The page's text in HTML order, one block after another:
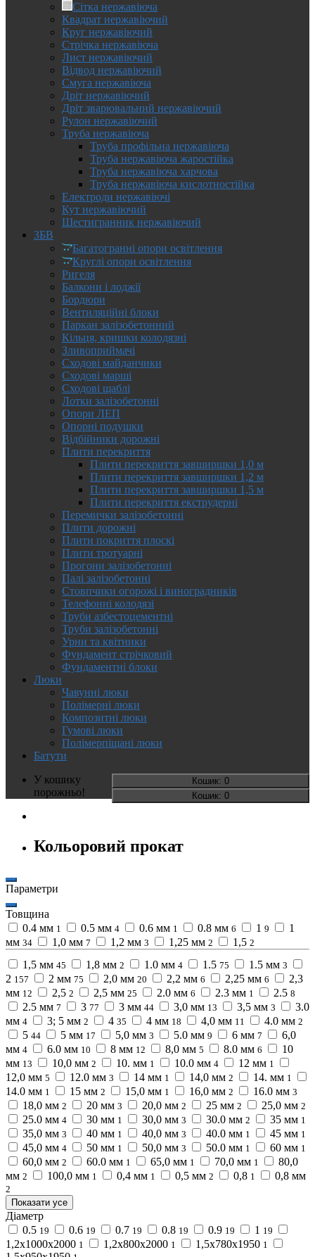
Сітка нержавіюча
Квадрат нержавіючий
Круг нержавіючий
Стрічка нержавіюча
Лист нержавіючий
Відвод нержавіючий
Смуга нержавіюча
Дріт нержавіючий
Дріт зварювальний нержавіючий
Рулон нержавіючий
Труба нержавіюча
Труба профільна нержавіюча
Труба нержавіюча жаростійка
Труба нержавіюча харчова
Труба нержавіюча кислотностійка
Електроди нержавіючі
Кут нержавіючий
Шестигранник нержавіючий
ЗБВ
Багатогранні опори освітлення
Круглі опори освітлення
Ригеля
Балкони і лоджії
Бордюри
Вентиляційні блоки
Паркан залізобетонний
Кільця, кришки колодязні
Зливоприймачі
Сходові майданчики
Сходові марші
Сходові щаблі
Лотки залізобетонні
Опори ЛЕП
Опорні подушки
Відбійники дорожні
Плити перекриття
Плити перекриття завширшки 1,0 м
Плити перекриття завширшки 1,2 м
Плити перекриття завширшки 1,5 м
Плити перекриття екструдерні
Перемички залізобетонні
Плити дорожні
Плити покриття плоскі
Плити тротуарні
Прогони залізобетонні
Палі залізобетонні
Стовпчики огорожі і виноградників
Телефонні колодязі
Труби азбестоцементні
Труби залізобетонні
Урни та квітники
Фундамент стрічковий
Фундаментні блоки
Люки
Чавунні люки
Полімерні люки
Композитні люки
Гумові люки
Полімерпіщані люки
Батути
Кошик: 0
Кошик: 0
У кошику
порожньо!
Кольоровий прокат
Параметри
Товщина
0.4 мм 1 0.5 мм 4 0.6 мм 1 0.8 мм 6 1 9
1
мм 34 1,0 мм 7 1,2 мм 3 1,25 мм 2 1,5 2
1,5 мм 45 1,8 мм 2 1.0 мм 4 1.5 75 1.5 мм 3
2 157 2 мм 75 2,0 мм 20 2,2 мм 6 2,25 мм 6
2,3
мм 12 2,5 2 2,5 мм 25 2.0 мм 6 2.3 мм 1 2.5 8
2.5 мм 7 3 77 3 мм 44 3,0 мм 13 3,5 мм 3
3.0
мм 4 3; 5 мм 2 4 35 4 мм 18 4,0 мм 11 4.0 мм 2
5 44 5 мм 17 5,0 мм 3 5.0 мм 9 6 мм 7
6,0
мм 4 6.0 мм 10 8 мм 12 8,0 мм 5 8.0 мм 6
10
мм 13 10,0 мм 2 10. мм 1 10.0 мм 4 12 мм 1
12,0 мм 5 12.0 мм 3 14 мм 1 14,0 мм 2 14. мм 1
14.0 мм 1 15 мм 2 15,0 мм 1 16,0 мм 2 16.0 мм 3
18,0 мм 2 20 мм 3 20,0 мм 2 25 мм 2 25,0 мм 2
25.0 мм 4 30 мм 1 30,0 мм 3 30.0 мм 2 35 мм 1
35,0 мм 3 40 мм 1 40,0 мм 3 40.0 мм 1 45 мм 1
45,0 мм 4 50 мм 1 50,0 мм 3 50.0 мм 1 60 мм 1
60,0 мм 2 60.0 мм 1 65,0 мм 1 70,0 мм 1
80,0
мм 2 100,0 мм 1 0,4 мм 1 0,5 мм 2 0,8 1 0,8 мм
2
Показати усе
Діаметр
0.5 19 0.6 19 0.7 19 0.8 19 0.9 19 1 19
1,2х1000х2000 1 1,2х800х2000 1 1,5х780х1950 1